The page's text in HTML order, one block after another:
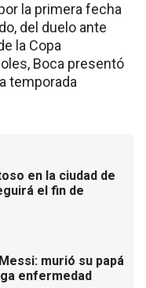
la primera fecha
del duelo ante
la Copa
Boca presentó
temporada
en la ciudad de
el fin de
murió su papá
enfermedad